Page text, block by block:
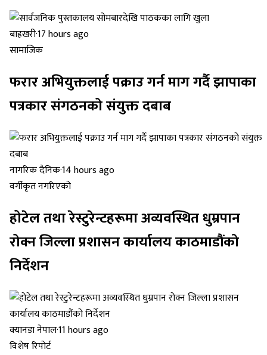
बाह्रखरी·17 hours ago
सामाजिक
फरार अभियुक्तलाई पक्राउ गर्न माग गर्दै झापाका
पत्रकार संगठनको संयुक्त दबाब
नागरिक दैनिक·14 hours ago
वर्गीकृत नगरिएको
होटेल तथा रेस्टुरेन्टहरूमा अव्यवस्थित धुम्रपान
रोक्न जिल्ला प्रशासन कार्यालय काठमाडौंको
निर्देशन
क्यानडा नेपाल·11 hours ago
विशेष रिपोर्ट